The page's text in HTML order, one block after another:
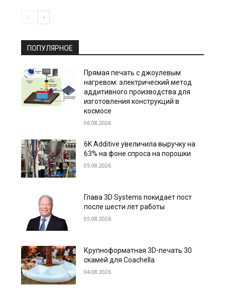
ПОПУЛЯРНОЕ
Прямая печать с джоулевым
нагревом: электрический метод
аддитивного производства для
изготовления конструкций в
космосе
06.08.2026
6K Additive увеличила выручку на
63% на фоне спроса на порошки
05.08.2026
Глава 3D Systems покидает пост
после шести лет работы
05.08.2026
Крупноформатная 3D-печать 30
скамей для Coachella
04.08.2026